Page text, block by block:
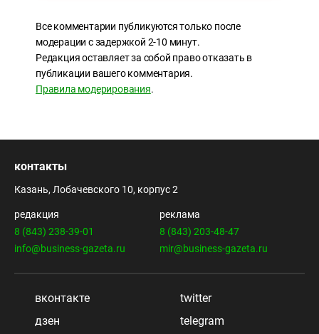
Все комментарии публикуются только после
модерации с задержкой 2-10 минут.
Редакция оставляет за собой право отказать в
публикации вашего комментария.
Правила модерирования.
контакты
Казань, Лобачевского 10, корпус 2
редакция
8 (843) 238-39-01
info@business-gazeta.ru
реклама
8 (843) 203-48-47
mir@business-gazeta.ru
вконтакте
twitter
дзен
telegram